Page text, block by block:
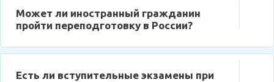
Может ли иностранный гражданин
пройти переподготовку в России?
Есть ли вступительные экзамены при